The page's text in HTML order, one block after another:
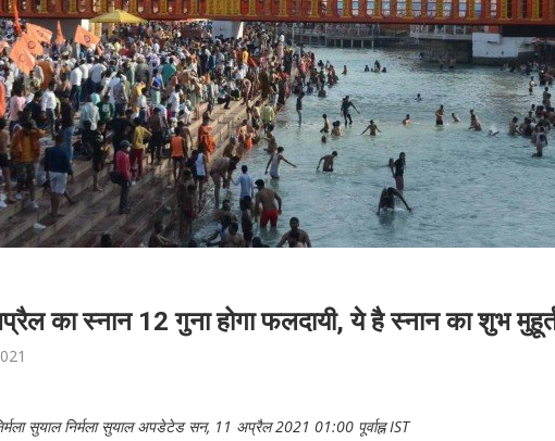
का स्नान 12 गुना होगा फलदायी, ये है स्नान का शुभ
सुयाल निर्मला सुयालअपडेटेड सन, 11 अप्रैल 2021 01:00 पूर्वाह्न IST